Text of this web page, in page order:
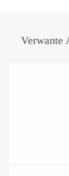
Verwante